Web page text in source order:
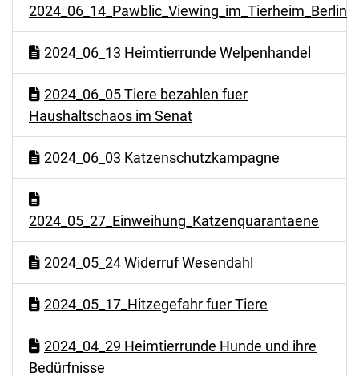
2024_06_14_Pawblic_Viewing_im_Tierheim_Berlin
2024_06_13 Heimtierrunde Welpenhandel
2024_06_05 Tiere bezahlen fuer
Haushaltschaos im Senat
2024_06_03 Katzenschutzkampagne
2024_05_27_Einweihung_Katzenquarantaene
2024_05_24 Widerruf Wesendahl
2024_05_17_Hitzegefahr fuer Tiere
2024_04_29 Heimtierrunde Hunde und ihre
Bedürfnisse